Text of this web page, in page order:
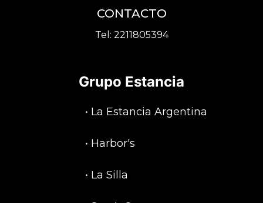
CONTACTO
Tel: 2211805394
Grupo Estancia
• La Estancia Argentina
• Harbor's
• La Silla